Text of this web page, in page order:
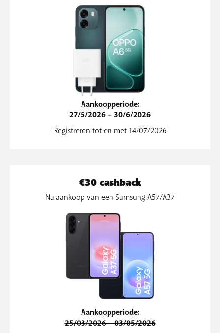
Aankoopperiode:
27/5/2026 – 30/6/2026
Registreren tot en met 14/07/2026
€30 cashback
Na aankoop van een Samsung A57/A37
Aankoopperiode:
25/03/2026 – 03/05/2026